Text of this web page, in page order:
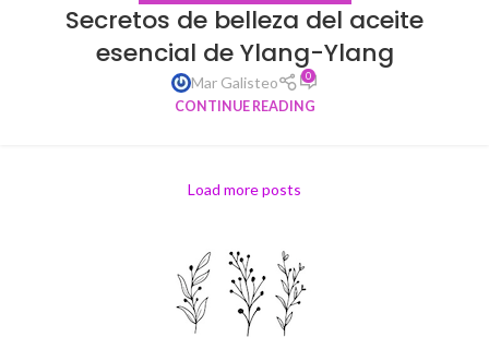
Secretos de belleza del aceite
esencial de Ylang-Ylang
Mar Galisteo 0
CONTINUE READING
Load more posts